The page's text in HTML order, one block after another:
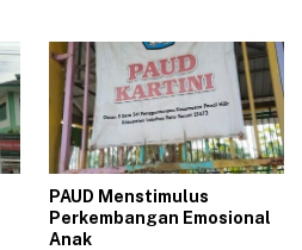
‎PAUD ‎‎‎Menstimulus
Perkembangan Emosional
Anak